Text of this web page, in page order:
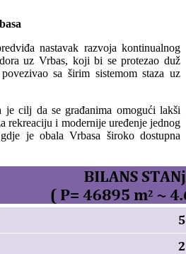
nastavak razvoja kontinualnog
uz Vrbas, koji bi se protezao duž
sa širim sistemom staza uz
je cilj da se građanima omogući lakši
rekreaciju i modernije uređenje jednog
je obala Vrbasa široko dostupna